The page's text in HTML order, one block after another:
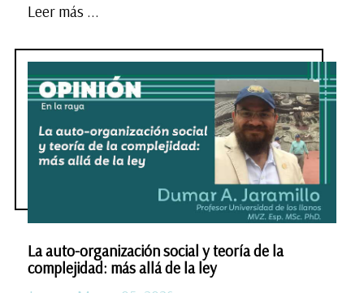
Leer más ...
La auto-organización social y teoría de la
complejidad: más allá de la ley